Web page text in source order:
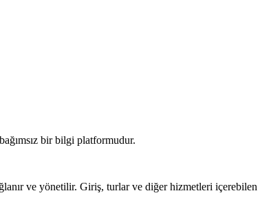
bir bilgi platformudur.
ve yönetilir. Giriş, turlar ve diğer hizmetleri içerebilen